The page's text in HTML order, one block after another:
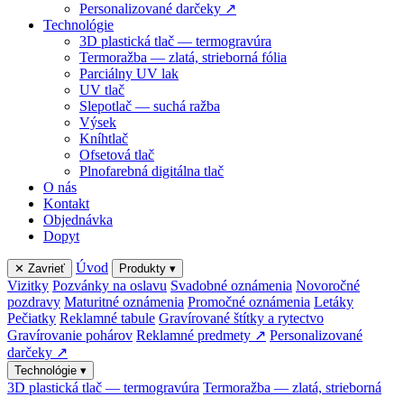
Personalizované darčeky ↗
Technológie
3D plastická tlač — termogravúra
Termoražba — zlatá, strieborná fólia
Parciálny UV lak
UV tlač
Slepotlač — suchá ražba
Výsek
Kníhtlač
Ofsetová tlač
Plnofarebná digitálna tlač
O nás
Kontakt
Objednávka
Dopyt
✕ Zavrieť Úvod Produkty ▾
Vizitky Pozvánky na oslavu Svadobné oznámenia Novoročné
pozdravy Maturitné oznámenia Promočné oznámenia Letáky
Pečiatky Reklamné tabule Gravírované štítky a rytectvo
Gravírovanie pohárov Reklamné predmety ↗ Personalizované
darčeky ↗
Technológie ▾
3D plastická tlač — termogravúra Termoražba — zlatá, strieborná